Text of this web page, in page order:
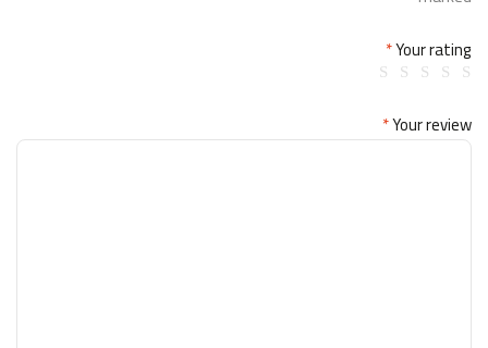
Your rating
*
Your review
*